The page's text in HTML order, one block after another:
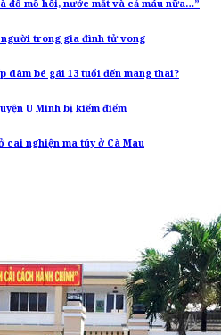
đổ mồ hôi, nước mắt và cả máu nữa…”
người trong gia đình tử vong
dâm bé gái 13 tuổi đến mang thai?
U Minh bị kiểm điểm
nghiện ma túy ở Cà Mau